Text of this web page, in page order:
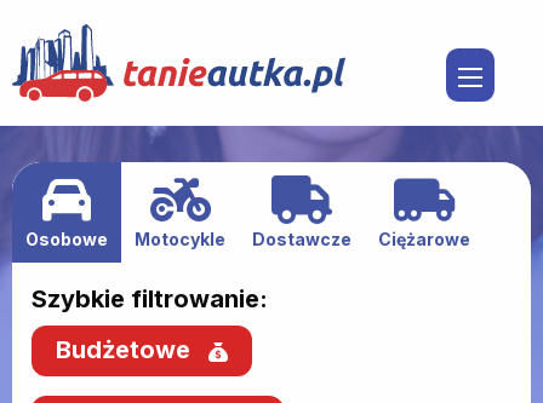
Osobowe Motocykle Dostawcze Ciężarowe
Szybkie filtrowanie:
Budżetowe